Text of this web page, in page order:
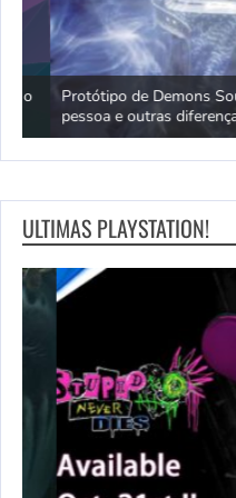
Protótipo de Demons
pessoa e outras diferenças
ULTIMAS PLAYSTATION!